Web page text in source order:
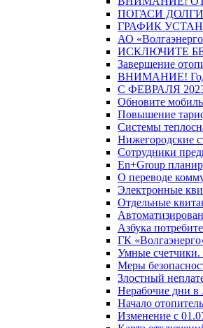
ПОГАСИ
ГРАФИК
АО
ИСКЛЮЧИТЕ
Завершение
ВНИМАНИЕ!
С ФЕВРАЛЯ
Обновите
Повышение
Системы
Нижегородские
Сотрудники
En+Group
О переводе
Электронные
Отдельные
Азбука
ГК
Умные счетчики.
Меры
Злостный
Нерабочие дни
Начало
Изменение с